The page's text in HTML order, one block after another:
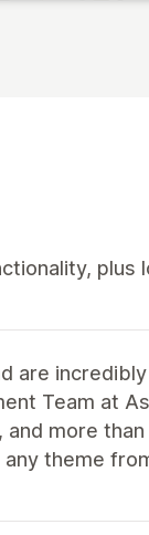
plus
are
Team at
more
theme